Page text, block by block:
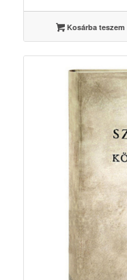
4500 Ft.
Kosárba teszem